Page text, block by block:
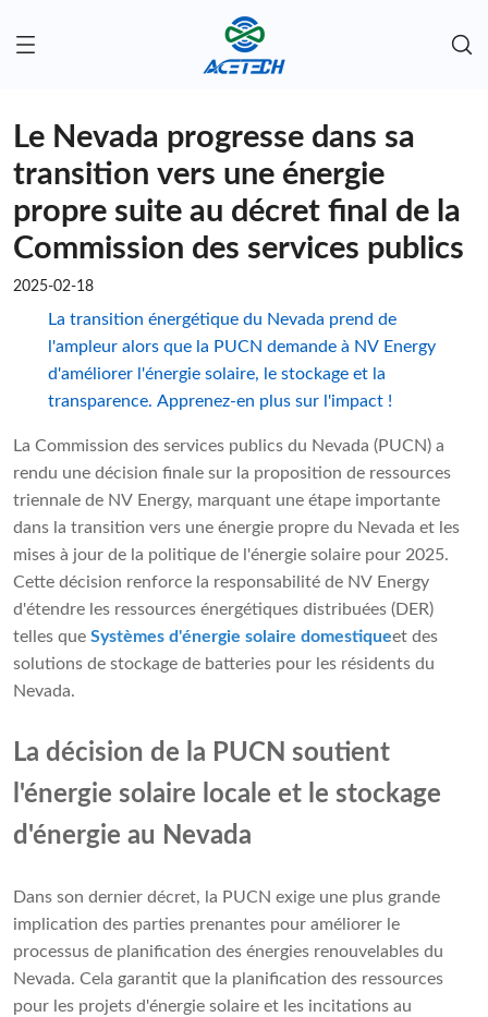
Le Nevada progresse dans sa
transition vers une énergie
propre suite au décret final de la
Commission des services publics
2025-02-18
La transition énergétique du Nevada prend de
l'ampleur alors que la PUCN demande à NV Energy
d'améliorer l'énergie solaire, le stockage et la
transparence. Apprenez-en plus sur l'impact !
La Commission des services publics du Nevada (PUCN) a
rendu une décision finale sur la proposition de ressources
triennale de NV Energy, marquant une étape importante
dans la transition vers une énergie propre du Nevada et les
mises à jour de la politique de l'énergie solaire pour 2025.
Cette décision renforce la responsabilité de NV Energy
d'étendre les ressources énergétiques distribuées (DER)
telles que Systèmes d'énergie solaire domestiqueet des
solutions de stockage de batteries pour les résidents du
Nevada.
La décision de la PUCN soutient
l'énergie solaire locale et le stockage
d'énergie au Nevada
Dans son dernier décret, la PUCN exige une plus grande
implication des parties prenantes pour améliorer le
processus de planification des énergies renouvelables du
Nevada. Cela garantit que la planification des ressources
pour les projets d'énergie solaire et les incitations au